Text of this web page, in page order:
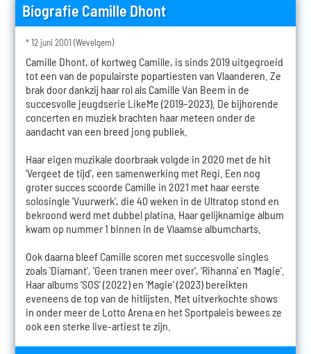
Biografie Camille Dhont
* 12 juni 2001 (Wevelgem)
Camille Dhont, of kortweg Camille, is sinds 2019 uitgegroeid
tot een van de populairste popartiesten van Vlaanderen. Ze
brak door dankzij haar rol als Camille Van Beem in de
succesvolle jeugdserie LikeMe (2019–2023). De bijhorende
concerten en muziek brachten haar meteen onder de
aandacht van een breed jong publiek.
Haar eigen muzikale doorbraak volgde in 2020 met de hit
'Vergeet de tijd', een samenwerking met Regi. Een nog
groter succes scoorde Camille in 2021 met haar eerste
solosingle 'Vuurwerk', die 40 weken in de Ultratop stond en
bekroond werd met dubbel platina. Haar gelijknamige album
kwam op nummer 1 binnen in de Vlaamse albumcharts.
Ook daarna bleef Camille scoren met succesvolle singles
zoals 'Diamant', 'Geen tranen meer over', 'Rihanna' en 'Magie'.
Haar albums 'SOS' (2022) en 'Magie' (2023) bereikten
eveneens de top van de hitlijsten. Met uitverkochte shows
in onder meer de Lotto Arena en het Sportpaleis bewees ze
ook een sterke live-artiest te zijn.